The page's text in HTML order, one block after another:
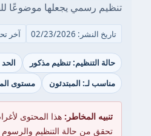
تنظيم رسمي يجعلها موضوعًا
تاريخ النشر: 02/23/2026 آخر تحديث:
حالة التنظيم: تنظيم مذكور
الحد
مناسب لـ: المبتدئون
مستوى
تنبيه المخاطر: هذا المحتوى
تحقق من حالة التنظيم